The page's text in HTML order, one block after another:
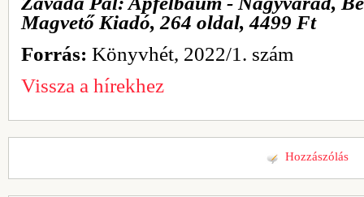
Magvető Kiadó, 264 oldal, 4499 Ft
Forrás: Könyvhét, 2022/1. szám
Vissza a hírekhez
Hozzászólás